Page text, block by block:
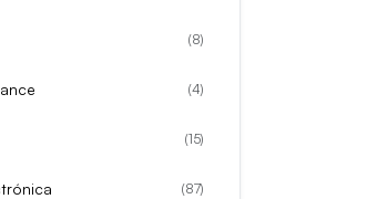
(8)
(4)
(15)
(87)